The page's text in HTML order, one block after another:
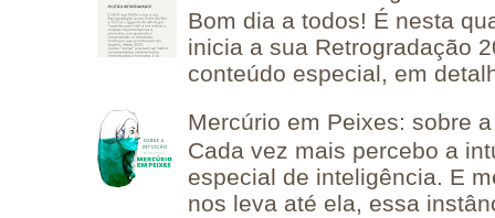
Bom dia a todos! É nesta
inicia a sua Retrogradação
conteúdo especial, em
Mercúrio em Peixes: sobre
Cada vez mais percebo a
especial de inteligência. E
nos leva até ela, essa